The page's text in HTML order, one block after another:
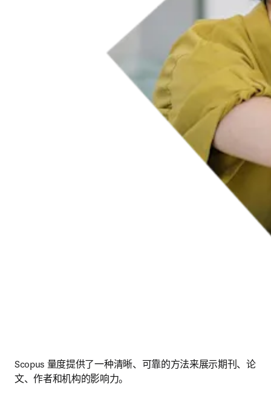
Scopus 量度提供了一种清晰、可靠的方法来展示期刊、论
文、作者和机构的影响力。